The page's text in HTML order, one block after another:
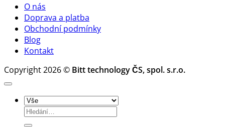
25
mm
tisk
O nás
Doprava a platba
Obchodní podmínky
Blog
Kontakt
Copyright 2026 © Bitt technology ČS, spol. s.r.o.
Hledat: